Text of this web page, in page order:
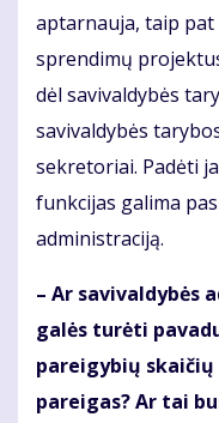
aptarnauja, taip pat
sprendimų
dėl savivaldybės
savivaldybės
sekretoriai. Padėti
funkcijas galima
administraciją.
– Ar savivaldybės
galės turėti
pareigybių skaičių
pareigas? Ar tai